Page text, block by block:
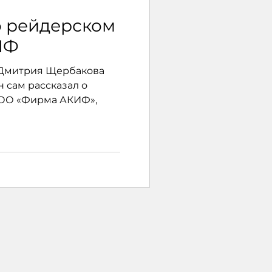
Щербакова
сам рассказал о
«Фирма АКИФ»,